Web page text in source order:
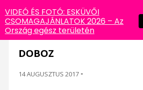
DOBOZ
14 AUGUSZTUS 2017 -
VIDEÓ ÉS FOTÓ: ESKÜVŐI
CSOMAGAJÁNLATOK 2026 – Az
Ország egész területén